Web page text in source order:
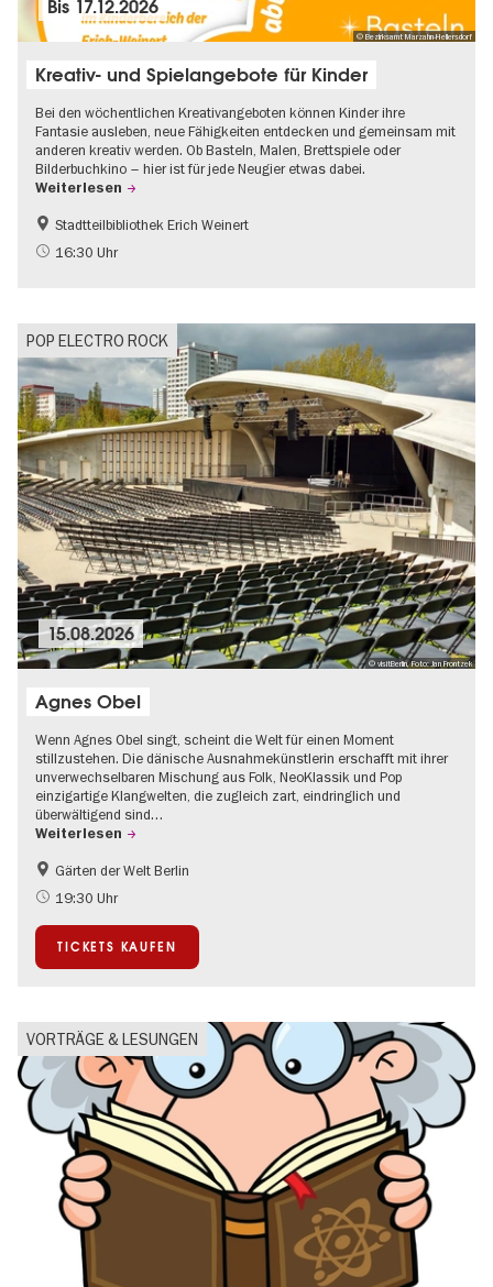
© Bezirksamt Marzahn-Hellersdorf
Bis 17.12.2026
Kreativ- und Spielangebote für Kinder
Bei den wöchentlichen Kreativangeboten können Kinder ihre
Fantasie ausleben, neue Fähigkeiten entdecken und gemeinsam mit
anderen kreativ werden. Ob Basteln, Malen, Brettspiele oder
Bilderbuchkino – hier ist für jede Neugier etwas dabei.
Weiterlesen
Gratis
Stadtteilbibliothek Erich Weinert
16:30 Uhr
POP ELECTRO ROCK
© visitBerlin, Foto: Jan Frontzek
15.08.2026
Agnes Obel
Wenn Agnes Obel singt, scheint die Welt für einen Moment
stillzustehen. Die dänische Ausnahmekünstlerin erschafft mit ihrer
unverwechselbaren Mischung aus Folk, NeoKlassik und Pop
einzigartige Klangwelten, die zugleich zart, eindringlich und
überwältigend sind…
Weiterlesen
Kultursommer
Musikstadt
Gärten der Welt Berlin
19:30 Uhr
TICKETS KAUFEN
VORTRÄGE & LESUNGEN